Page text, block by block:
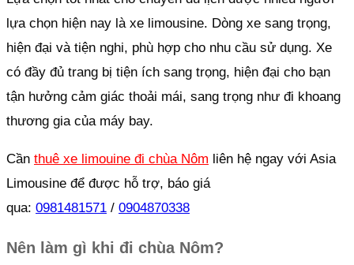
lựa chọn hiện nay là xe limousine. Dòng xe sang trọng,
hiện đại và tiện nghi, phù hợp cho nhu cầu sử dụng. Xe
có đầy đủ trang bị tiện ích sang trọng, hiện đại cho bạn
tận hưởng cảm giác thoải mái, sang trọng như đi khoang
thương gia của máy bay.
Cần thuê xe limouine đi chùa Nôm liên hệ ngay với Asia
Limousine để được hỗ trợ, báo giá
qua: 0981481571 / 0904870338
Nên làm gì khi đi chùa Nôm?